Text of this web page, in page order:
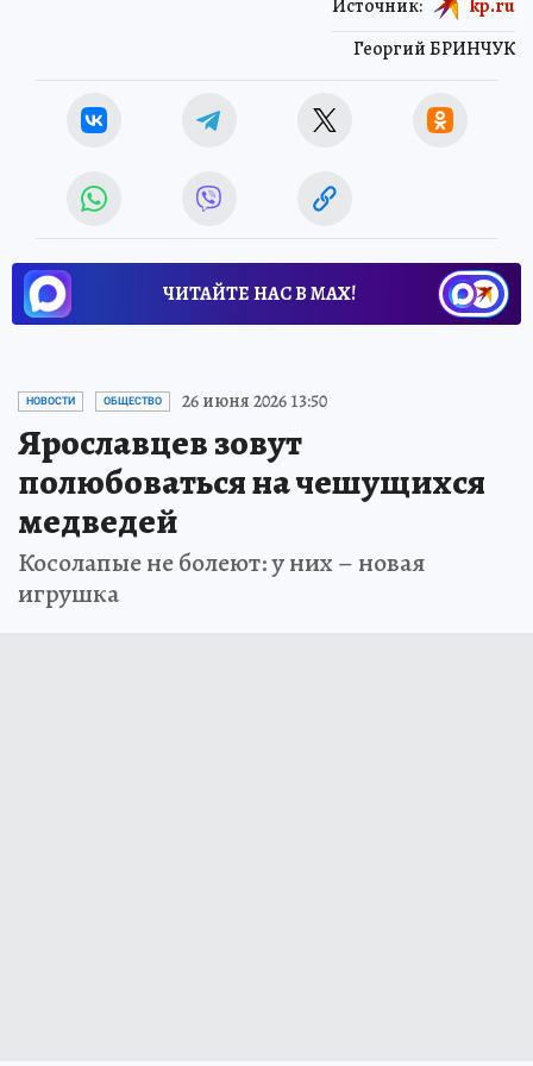
Георгий БРИНЧУК
Источник: kp.ru
ЧИТАЙТЕ НАС В МАХ!
НОВОСТИ ОБЩЕСТВО 26 июня 2026 13:50
Ярославцев зовут
полюбоваться на чешущихся
медведей
Косолапые не болеют: у них – новая
игрушка